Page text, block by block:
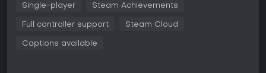
convidado pelo seu amigo Derek para uma festa na casa
com cada opção de diálogo influenciando a percepção
sociais que rastreiam afeto, amizade ou hostilidade.
Single-player Steam Achievements
Full controller support Steam Cloud
Captions available